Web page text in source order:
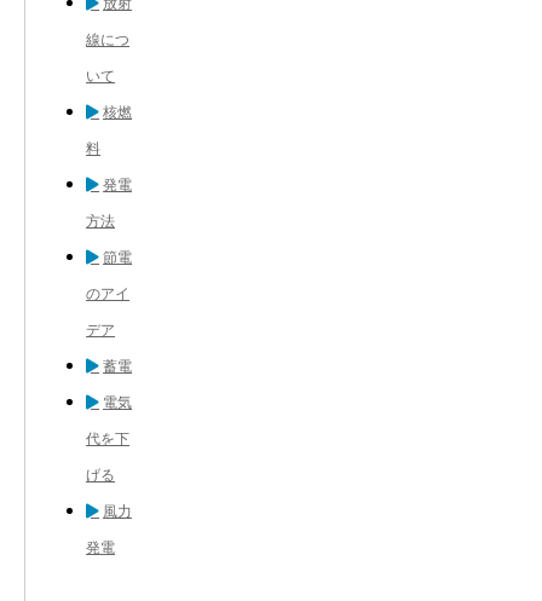
放射
線につ
いて
核燃
料
発電
方法
節電
のアイ
デア
蓄電
電気
代を下
げる
風力
発電